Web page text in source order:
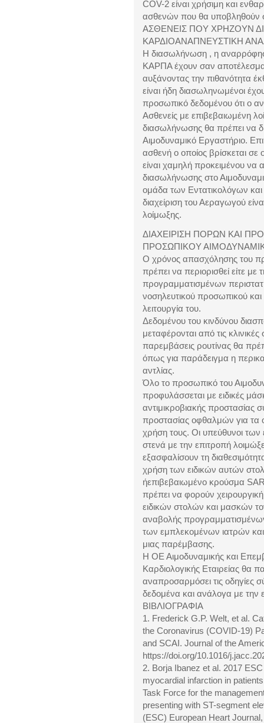
COV-2 είναι χρήσιμη και
ασθενών που θα υποβληθούν
ΑΣΘΕΝΕΙΣ ΠΟΥ ΧΡΗΖΟΥΝ
ΚΑΡΔΙΟΑΝΑΠΝΕΥΣΤΙΚΗ
Η διασωλήνωση , η
ΚΑΡΠΑ έχουν σαν
αυξάνοντας την πιθανότητα
είναι ήδη διασωληνωμένοι
προσωπικό δεδομένου ότι ο
Ασθενείς με επιβεβαιωμένη
διασωλήνωσης θα πρέπει να
Αιμοδυναμικό Εργαστήριο.
ασθενή ο οποίος βρίσκεται σε
είναι χαμηλή προκειμένου να
διασωλήνωσης στο
ομάδα των Εντατικολόγων
διαχείριση του Αεραγωγού
λοίμωξης.
ΔΙΑΧΕΙΡΙΣΗ ΠΟΡΩΝ ΚΑΙ
ΠΡΟΣΩΠΙΚΟΥ
Ο χρόνος απασχόλησης του
πρέπει να περιορισθεί είτε
προγραμματισμένων
νοσηλευτικού προσωπικού και
λειτουργία του.
Δεδομένου του κινδύνου
μεταφέρονται από τις
παρεμβάσεις ρουτίνας θα
όπως για παράδειγμα η
αντλίας.
Όλο το προσωπικό του
προφυλάσσεται με ειδικές
αντιμικροβιακής προστασίας
προστασίας οφθαλμών για τα
χρήση τους. Οι υπεύθυνοι
στενά με την επιτροπή
εξασφαλίσουν τη
χρήση των ειδικών αυτών
ήεπιβεβαιωμένο κρούσμα
πρέπει να φορούν
ειδικών στολών και μασκών
αναβολής
των εμπλεκομένων ιατρών
μιας παρέμβασης.
Η ΟΕ Αιμοδυναμικής και
Καρδιολογικής Εταιρείας θα
αναπροσαρμόσει τις οδηγίες
δεδομένα και ανάλογα με την
ΒΙΒΛΙΟΓΡΑΦΙΑ
1. Frederick G.P. Welt, et al.
the Coronavirus (COVID-19)
and SCAI. Journal of the
https://doi.org/10.1016/
2. Borja Ibanez et al. 2017
myocardial infarction in
Task Force for the
presenting with ST-segment
(ESC) European Heart